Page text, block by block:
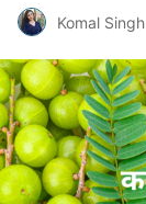
Komal Singh